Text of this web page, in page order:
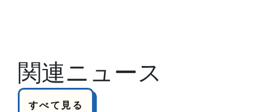
関連ニュース
すべて見る